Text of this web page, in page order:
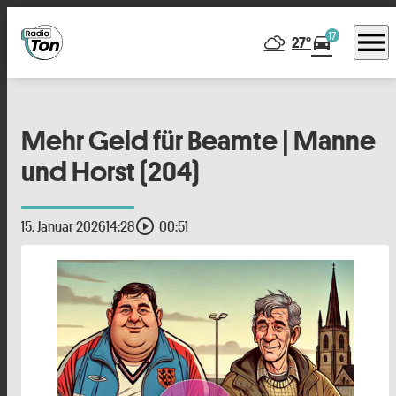
27°directions_car17 menu
Mehr Geld für Beamte | Manne
und Horst (204)
15. Januar 202614:28play_circle_outline 00:51